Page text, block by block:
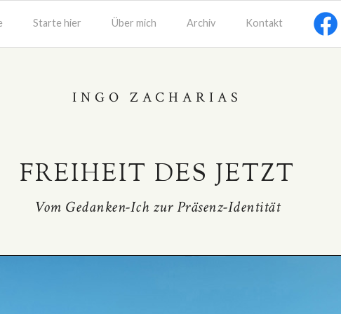
Starte hier Über mich Archiv Kontakt
INGO ZACHARIAS
FREIHEIT DES JETZT
Vom Gedanken-Ich zur Präsenz-Identität